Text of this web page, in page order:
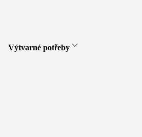
Výtvarné potřeby